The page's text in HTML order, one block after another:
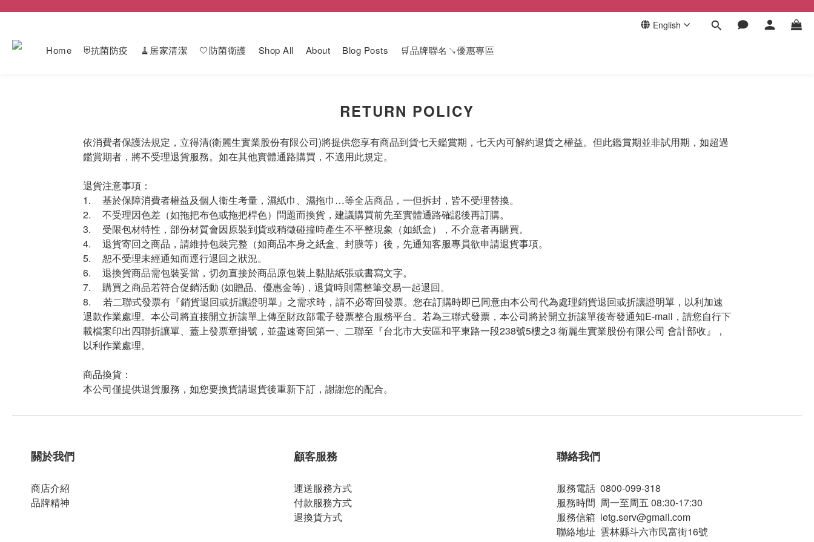
English
Home ⛨抗菌防疫 🧹居家清潔 🤍防菌衛護 Shop All About Blog Posts 🛒品牌聯名↘優惠專區
RETURN POLICY
依消費者保護法規定，立得清(衛麗生實業股份有限公司)將提供您享有商品到貨七天鑑賞期，七天內可解約退貨之權益。但此鑑賞期並非試用期，如超過
鑑賞期者，將不受理退貨服務。如在其他實體通路購買，不適用此規定。
退貨注意事項：
1.
基於保障消費者權益及個人衞生考量，濕紙巾、濕拖巾…等全店商品，一但拆封，皆不受理替換。
2.
不受理因色差（如拖把布色或拖把桿色）問題而換貨，建議購買前先至實體通路確認後再訂購。
3.
受限包材特性，部份材質會因原裝到貨或稍徵碰撞時產生不平整現象（如紙盒），不介意者再購買。
4.
退貨寄回之商品，請維持包裝完整（如商品本身之紙盒、封膜等）後，先通知客服專員欲申請退貨事項。
5.
恕不受理未經通知而逕行退回之狀況。
6.
退換貨商品需包裝妥當，切勿直接於商品原包裝上黏貼紙張或書寫文字。
7.
購買之商品若符合促銷活動 (如贈品、優惠金等)，退貨時則需整筆交易一起退回。
8. 若二聯式發票有『銷貨退回或折讓證明單』之需求時，請不必寄回發票。您在訂購時即已同意由本公司代為處理銷貨退回或折讓證明單，以利加速
退款作業處理。本公司將直接開立折讓單上傳至財政部電子發票整合服務平台。 若為三聯式發票，本公司將於開立折讓單後寄發通知E-mail，請您自行下
載檔案印出四聯折讓單、蓋上發票章掛號，並盡速寄回第一、二聯至『台北市大安區和平東路一段238號5樓之3 衛麗生實業股份有限公司 會計部收』，
以利作業處理。
商品換貨：
本公司僅提供退貨服務，如您要換貨請退貨後重新下訂，謝謝您的配合。
關於我們
商店介紹
品牌精神
顧客服務
運送服務方式
付款服務方式
退換貨方式
聯絡我們
服務電話 0800-099-318
服務時間 周一至周五 08:30-17:30
服務信箱 letg.serv@gmail.com
聯絡地址 雲林縣斗六市民富街16號